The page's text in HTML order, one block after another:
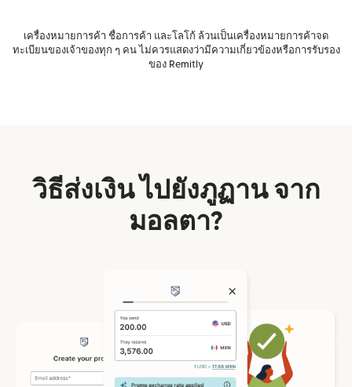
เครื่องหมายการค้า ชื่อการค้า และโลโก้ ล้วนเป็นเครื่องหมายการค้าจด
ทะเบียนของเจ้าของทุก ๆ คน ไม่ควรแสดงว่ามีความเกี่ยวข้องหรือการรับรอง
ของ Remitly
วิธีส่งเงิน ไปยังภูฏาน จาก
มอลตา?